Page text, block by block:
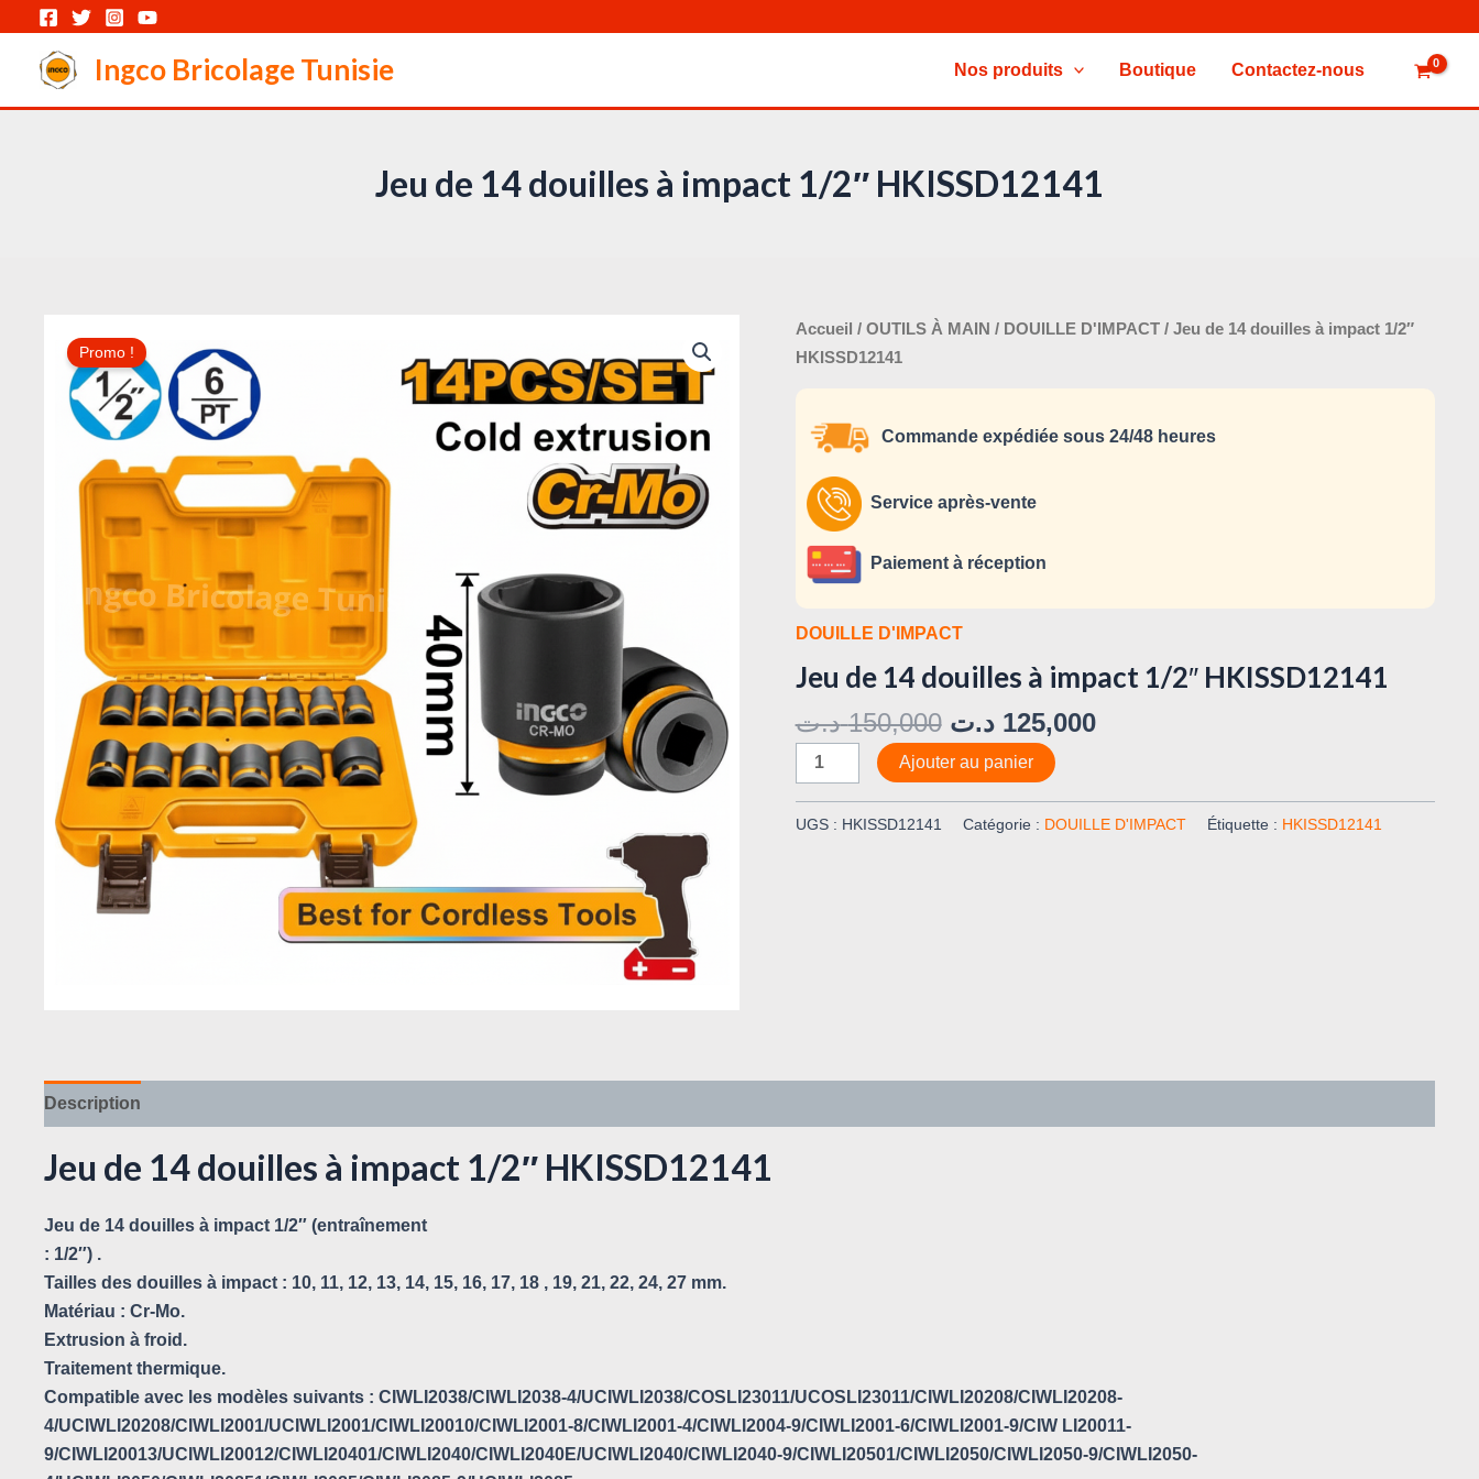
contenu
Ingco Bricolage Tunisie Nos produits Boutique Contactez-nous
Jeu de 14 douilles à impact 1/2″ HKISSD12141
Promo !
Accueil / OUTILS À MAIN / DOUILLE D'IMPACT/ Jeu de 14 douilles à impact 1/2″
HKISSD12141
Commande expédiée sous 24/48 heures
Service après-vente
Paiement à réception
DOUILLE D'IMPACT
Jeu de 14 douilles à impact 1/2″ HKISSD12141
150,000 د.ت
Le
150,000 د.ت.
125,000 د.ت
Le
quantité
de
impact
1/2"
HKISSD12141
Ajouter au panier
UGS : HKISSD12141 Catégorie : DOUILLE D'IMPACT Étiquette : HKISSD12141
Description
Jeu de 14 douilles à impact 1/2″ HKISSD12141
Jeu de 14 douilles à impact 1/2″ (entraînement
: 1/2″) .
Tailles des douilles à impact : 10, 11, 12, 13, 14, 15, 16, 17, 18 , 19, 21, 22, 24, 27 mm.
Matériau : Cr-Mo.
Extrusion à froid.
Traitement thermique.
Compatible avec les modèles suivants : CIWLI2038/CIWLI2038-4/UCIWLI2038/COSLI23011/UCOSLI23011/CIWLI20208/CIWLI20208-
4/UCIWLI20208/CIWLI2001/UCIWLI2001/CIWLI20010/CIWLI2001-8/CIWLI2001-4/CIWLI2004-9/CIWLI2001-6/CIWLI2001-9/CIW LI20011-
9/CIWLI20013/UCIWLI20012/CIWLI20401/CIWLI2040/CIWLI2040E/UCIWLI2040/CIWLI2040-9/CIWLI20501/CIWLI2050/CIWLI2050-9/CIWLI2050-